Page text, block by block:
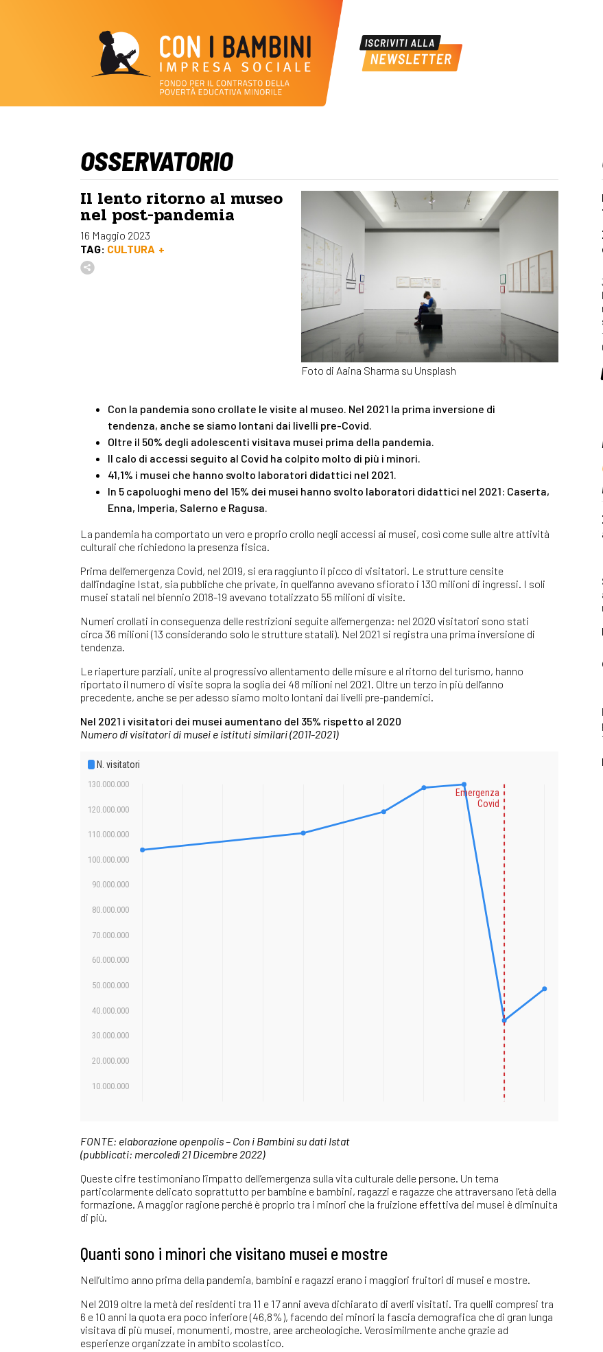
OSSERVATORIO
Il lento ritorno al museo
nel post-pandemia
16 Maggio 2023
TAG: CULTURA
Foto di Aaina Sharma su Unsplash
Con la pandemia sono crollate le visite al museo. Nel 2021 la prima inversione di
tendenza, anche se siamo lontani dai livelli pre-Covid.
Oltre il 50% degli adolescenti visitava musei prima della pandemia.
Il calo di accessi seguito al Covid ha colpito molto di più i minori.
41,1% i musei che hanno svolto laboratori didattici nel 2021.
In 5 capoluoghi meno del 15% dei musei hanno svolto laboratori didattici nel 2021: Caserta,
Enna, Imperia, Salerno e Ragusa.
La pandemia ha comportato un vero e proprio crollo negli accessi ai musei, così come sulle altre attività
culturali che richiedono la presenza fisica.
Prima dell’emergenza Covid, nel 2019, si era raggiunto il picco di visitatori. Le strutture censite
dall’indagine Istat, sia pubbliche che private, in quell’anno avevano sfiorato i 130 milioni di ingressi. I soli
musei statali nel biennio 2018-19 avevano totalizzato 55 milioni di visite.
Numeri crollati in conseguenza delle restrizioni seguite all’emergenza: nel 2020 visitatori sono stati
circa 36 milioni (13 considerando solo le strutture statali). Nel 2021 si registra una prima inversione di
tendenza.
Le riaperture parziali, unite al progressivo allentamento delle misure e al ritorno del turismo, hanno
riportato il numero di visite sopra la soglia dei 48 milioni nel 2021. Oltre un terzo in più dell’anno
precedente, anche se per adesso siamo molto lontani dai livelli pre-pandemici.
Nel 2021 i visitatori dei musei aumentano del 35% rispetto al 2020
Numero di visitatori di musei e istituti similari (2011-2021)
FONTE: elaborazione openpolis – Con i Bambini su dati Istat
(pubblicati: mercoledì 21 Dicembre 2022)
Queste cifre testimoniano l’impatto dell’emergenza sulla vita culturale delle persone. Un tema
particolarmente delicato soprattutto per bambine e bambini, ragazzi e ragazze che attraversano l’età della
formazione. A maggior ragione perché è proprio tra i minori che la fruizione effettiva dei musei è diminuita
di più.
Quanti sono i minori che visitano musei e mostre
Nell’ultimo anno prima della pandemia, bambini e ragazzi erano i maggiori fruitori di musei e mostre.
Nel 2019 oltre la metà dei residenti tra 11 e 17 anni aveva dichiarato di averli visitati. Tra quelli compresi tra
6 e 10 anni la quota era poco inferiore (46,8%), facendo dei minori la fascia demografica che di gran lunga
visitava di più musei, monumenti, mostre, aree archeologiche. Verosimilmente anche grazie ad
esperienze organizzate in ambito scolastico.